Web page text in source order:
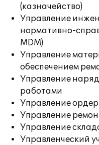
(казначейство)
Управление
нормативно-
MDM)
Управление
обеспечением
Управление
работами
Управление
Управление
Управление
Управленческий